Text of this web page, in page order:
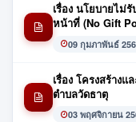
เรื่อง นโยบายไม่
หน้าที่ (No Gift
09 กุมภาพันธ์
เรื่อง โครงสร้าง
ตำบลวัดธาตุ
03 พฤศจิกายน